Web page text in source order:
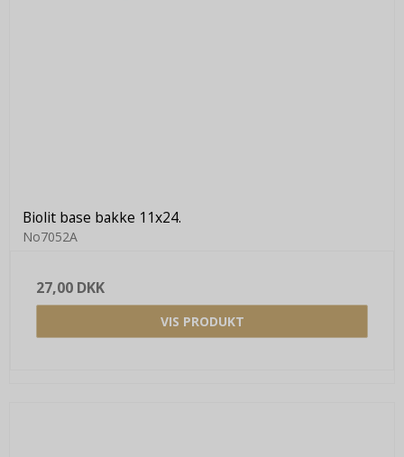
Biolit base bakke 11x24.
No7052A
27,00 DKK
VIS PRODUKT